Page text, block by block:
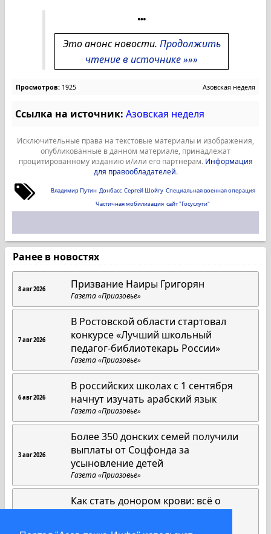
Это анонс новости. Продолжить
чтение в источнике »»»
Просмотров: 1925 Азовская неделя
Ссылка на источник: Азовская неделя
Исключительные права на текстовые материалы и изображения,
опубликованные в данном материале, принадлежат
процитированному изданию и/или его партнерам. Информация
для правообладателей.
Владимир Путин Донбасс Сергей Шойгу Специальная военная операция
Частичная мобилизация сайт "Госуслуги"
Ранее в новостях
8 авг 2026 Призвание Наиры Григорян
Газета «Приазовье»
7 авг 2026
В Ростовской области стартовал
конкурсе «Лучший школьный
педагог-библиотекарь России»
Газета «Приазовье»
6 авг 2026
В российских школах с 1 сентября
начнут изучать арабский язык
Газета «Приазовье»
3 авг 2026
Более 350 донских семей получили
выплаты от Соцфонда за
усыновление детей
Газета «Приазовье»
Как стать донором крови: всё о